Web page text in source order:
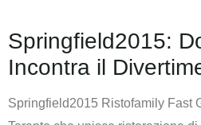
Springfield2015:
Incontra il
Springfield2015 Ristofamily Fast